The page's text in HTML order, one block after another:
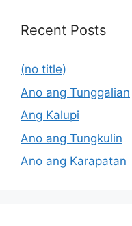
Recent Posts
(no title)
Ano ang Tunggalian
Ang Kalupi
Ano ang Tungkulin
Ano ang Karapatan